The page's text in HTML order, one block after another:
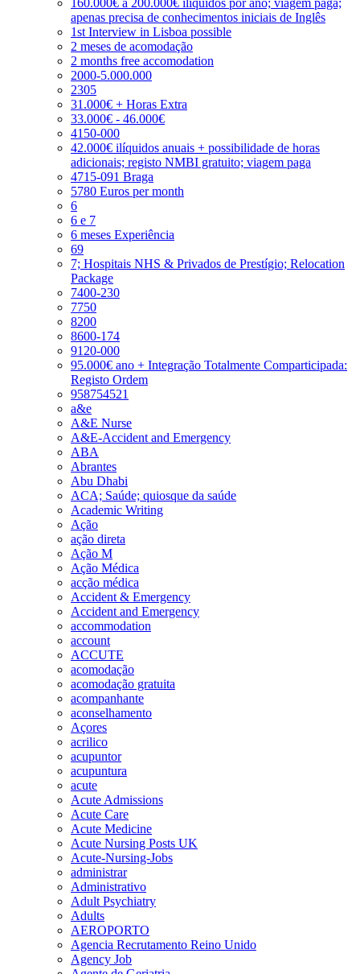
apenas precisa de conhecimentos iniciais de Inglês
1st Interview in Lisboa possible
2 meses de acomodação
2 months free accomodation
2000-5.000.000
2305
31.000€ + Horas Extra
33.000€ - 46.000€
4150-000
42.000€ ilíquidos anuais + possibilidade de horas
adicionais; registo NMBI gratuito; viagem paga
4715-091 Braga
5780 Euros per month
6
6 e 7
6 meses Experiência
69
7; Hospitais NHS & Privados de Prestígio; Relocation
Package
7400-230
7750
8200
8600-174
9120-000
95.000€ ano + Integração Totalmente Comparticipada:
Registo Ordem
958754521
a&e
A&E Nurse
A&E-Accident and Emergency
ABA
Abrantes
Abu Dhabi
ACA; Saúde; quiosque da saúde
Academic Writing
Ação
ação direta
Ação M
Ação Médica
acção médica
Accident & Emergency
Accident and Emergency
accommodation
account
ACCUTE
acomodação
acomodação gratuita
acompanhante
aconselhamento
Açores
acrilico
acupuntor
acupuntura
acute
Acute Admissions
Acute Care
Acute Medicine
Acute Nursing Posts UK
Acute-Nursing-Jobs
administrar
Administrativo
Adult Psychiatry
Adults
AEROPORTO
Agencia Recrutamento Reino Unido
Agency Job